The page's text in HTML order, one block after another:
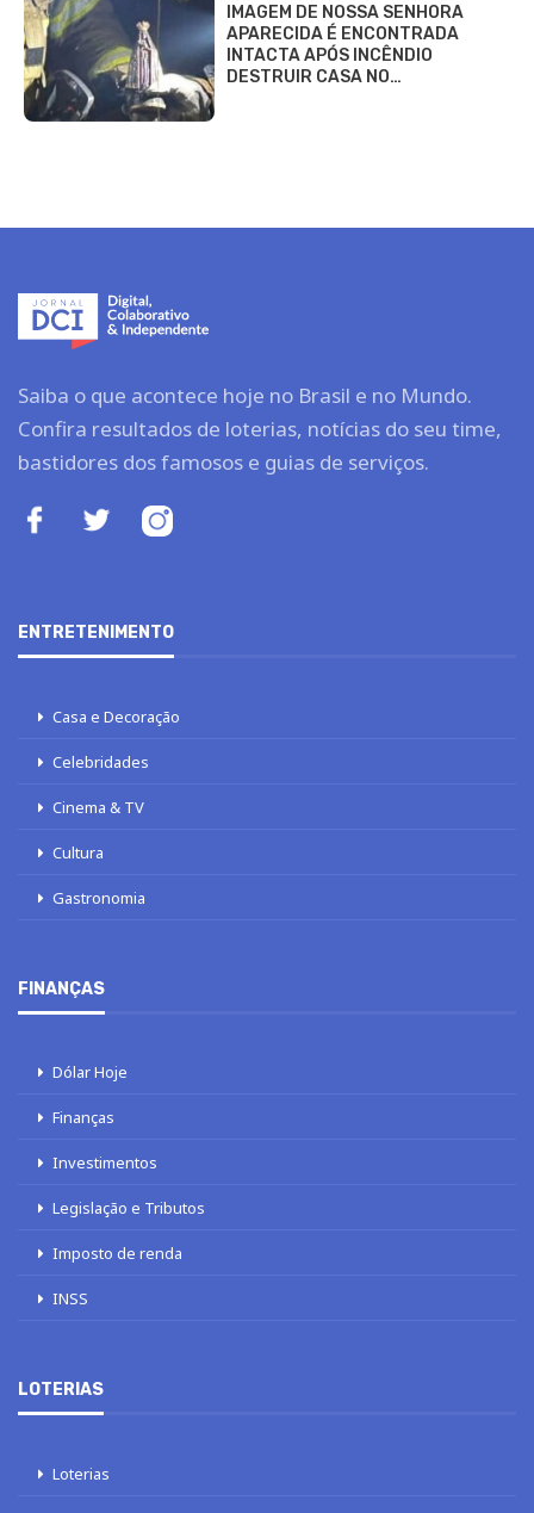
IMAGEM DE NOSSA SENHORA
APARECIDA É ENCONTRADA
INTACTA APÓS INCÊNDIO
DESTRUIR CASA NO…
Saiba o que acontece hoje no Brasil e no Mundo.
Confira resultados de loterias, notícias do seu time,
bastidores dos famosos e guias de serviços.
ENTRETENIMENTO
Casa e Decoração
Celebridades
Cinema & TV
Cultura
Gastronomia
FINANÇAS
Dólar Hoje
Finanças
Investimentos
Legislação e Tributos
Imposto de renda
INSS
LOTERIAS
Loterias